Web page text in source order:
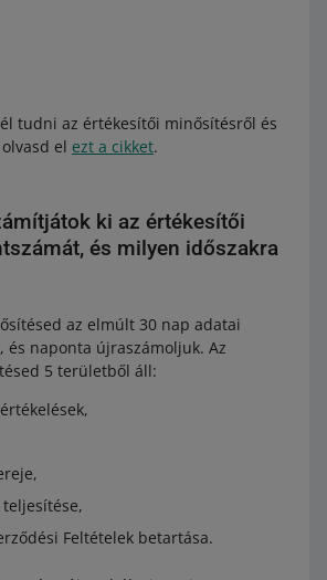
tudni az értékesítői minősítésről és
el ezt a cikket.
ki az értékesítői
és milyen időszakra
az elmúlt 30 nap adatai
és naponta újraszámoljuk. Az
5 területből áll:
Feltételek betartása.